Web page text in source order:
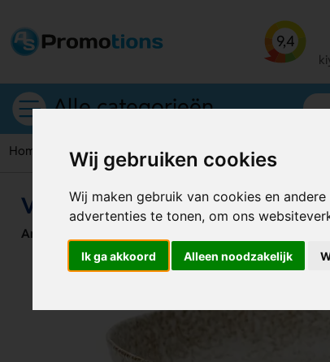
Wij gebruiken cookies
Wij maken gebruik van cookies en
advertenties te tonen, om ons
Ik ga akkoord Alleen noodzakelijk
9,4
Alle categorieën
Home Schalen VINGA Nuvem serveerschaal
VINGA Nuvem serveerschaal
Artikelnummer: